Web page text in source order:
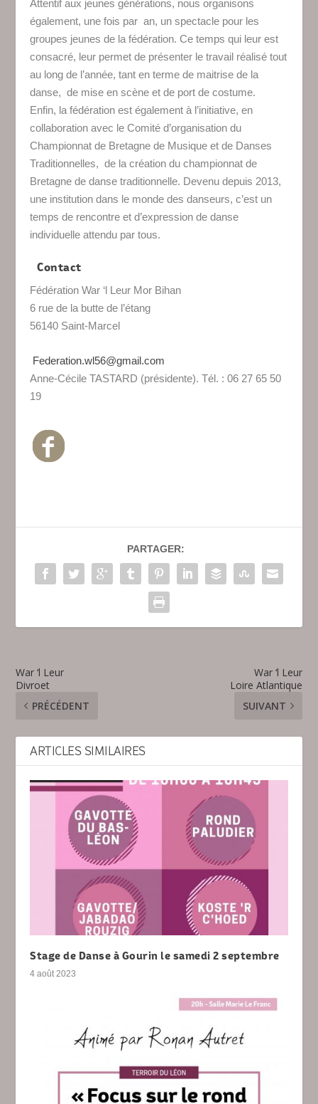
Attentif aux jeunes générations, nous organisons
également, une fois par an, un spectacle pour les
groupes jeunes de la fédération. Ce temps qui leur est
consacré, leur permet de présenter le travail réalisé tout
au long de l’année, tant en terme de maitrise de la
danse, de mise en scène et de port de costume.
Enfin, la fédération est également à l’initiative, en
collaboration avec le Comité d’organisation du
Championnat de Bretagne de Musique et de Danses
Traditionnelles, de la création du championnat de
Bretagne de danse traditionnelle. Devenu depuis 2013,
une institution dans le monde des danseurs, c’est un
temps de rencontre et d’expression de danse
individuelle attendu par tous.
Contact
Fédération War ‘l Leur Mor Bihan
6 rue de la butte de l’étang
56140 Saint-Marcel
Federation.wl56@gmail.com
Anne-Cécile TASTARD (présidente). Tél. : 06 27 65 50
19
PARTAGER:
War ‘l Leur
Divroet
PRÉCÉDENT
War ‘l Leur
Loire Atlantique
SUIVANT
ARTICLES SIMILAIRES
Stage de Danse à Gourin le samedi 2 septembre
4 août 2023